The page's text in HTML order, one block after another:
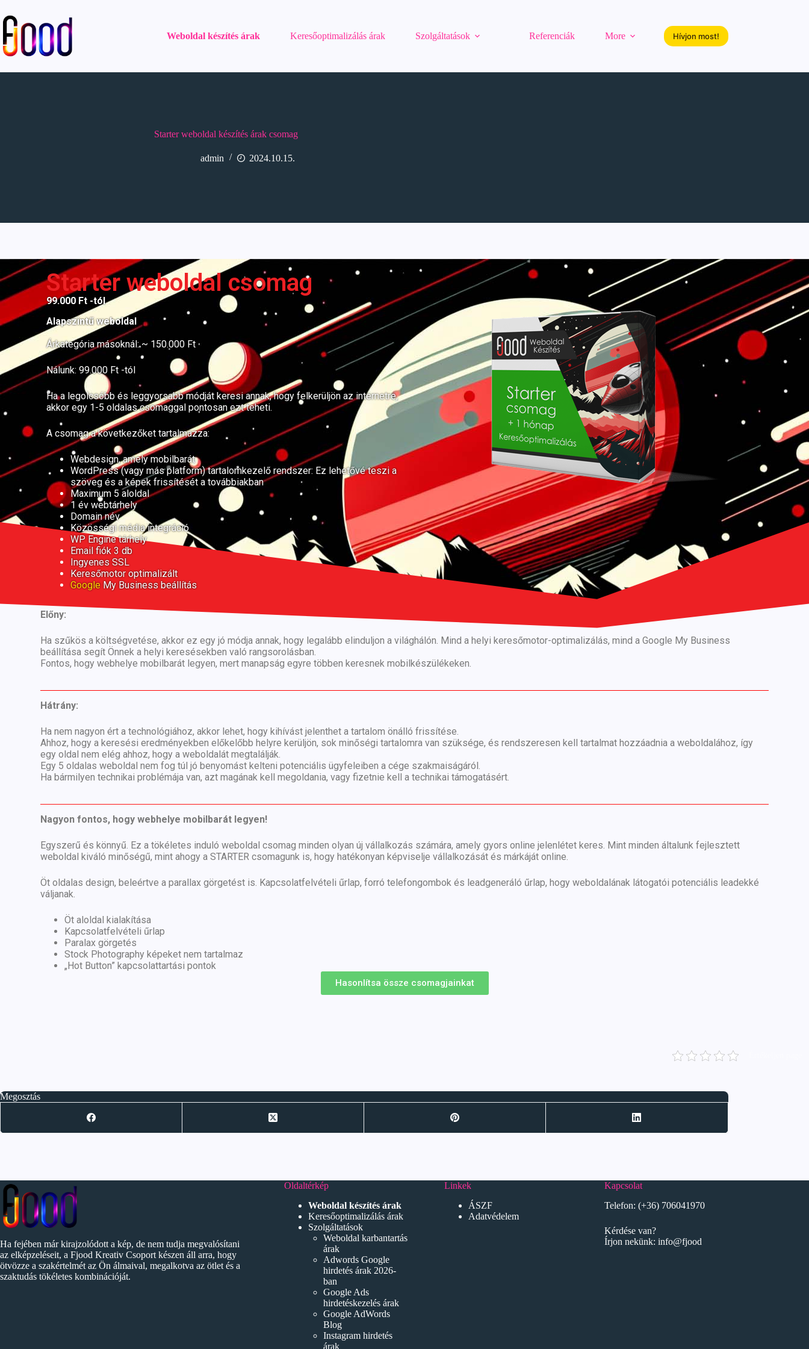
Weboldal készítés árak Keresőoptimalizálás árak Szolgáltatások Referenciák More Hívjon most!
Starter weboldal készítés árak csomag
admin 2024.10.15.
Starter weboldal csomag
99.000 Ft -tól
Alapszintű weboldal
Árkategória másoknál: ~ 150.000 Ft
Nálunk: 99.000 Ft -tól
Ha a legolcsóbb és leggyorsabb módját keresi annak, hogy felkerüljön az internetre,
akkor egy 1-5 oldalas csomaggal pontosan ezt teheti.
A csomag a következőket tartalmazza:
Webdesign, amely mobilbarát
WordPress (vagy más platform) tartalomkezelő rendszer: Ez lehetővé teszi a
szöveg és a képek frissítését a továbbiakban
Maximum 5 aloldal
1 év webtárhely
Domain név
Közösségi média integráció
WP Engine tárhely
Email fiók 3 db
Ingyenes SSL
Keresőmotor optimalizált
GoogleMy Business beállítás
Előny:
Ha szűkös a költségvetése, akkor ez egy jó módja annak, hogy legalább elinduljon a világhálón. Mind a helyi keresőmotor-optimalizálás, mind a Google My Business
beállítása segít Önnek a helyi keresésekben való rangsorolásban.
Fontos, hogy webhelye mobilbarát legyen, mert manapság egyre többen keresnek mobilkészülékeken.
Hátrány:
Ha nem nagyon ért a technológiához, akkor lehet, hogy kihívást jelenthet a tartalom önálló frissítése.
Ahhoz, hogy a keresési eredményekben előkelőbb helyre kerüljön, sok minőségi tartalomra van szüksége, és rendszeresen kell tartalmat hozzáadnia a weboldalához, így
egy oldal nem elég ahhoz, hogy a weboldalát megtalálják.
Egy 5 oldalas weboldal nem fog túl jó benyomást kelteni potenciális ügyfeleiben a cége szakmaiságáról.
Ha bármilyen technikai problémája van, azt magának kell megoldania, vagy fizetnie kell a technikai támogatásért.
Nagyon fontos, hogy webhelye mobilbarát legyen!
Egyszerű és könnyű. Ez a tökéletes induló weboldal csomag minden olyan új vállalkozás számára, amely gyors online jelenlétet keres. Mint minden általunk fejlesztett
weboldal kiváló minőségű, mint ahogy a STARTER csomagunk is, hogy hatékonyan képviselje vállalkozását és márkáját online.
Öt oldalas design, beleértve a parallax görgetést is. Kapcsolatfelvételi űrlap, forró telefongombok és leadgeneráló űrlap, hogy weboldalának látogatói potenciális leadekké
váljanak.
Öt aloldal kialakítása
Kapcsolatfelvételi űrlap
Paralax görgetés
Stock Photography képeket nem tartalmaz
„Hot Button” kapcsolattartási pontok
Hasonlítsa össze csomagjainkat
Megosztás
Ha fejében már kirajzolódott a kép, de nem tudja megvalósítani
az elképzeléseit, a Fjood Kreativ Csoport készen áll arra, hogy
ötvözze a szakértelmét az Ön álmaival, megalkotva az ötlet és a
szaktudás tökéletes kombinációját.
Oldaltérkép
Weboldal készítés árak
Keresőoptimalizálás árak
Szolgáltatások
Weboldal karbantartás
árak
Adwords Google
hirdetés árak 2026-
ban
Google Ads
hirdetéskezelés árak
Google AdWords
Blog
Instagram hirdetés
árak
Linkek
ÁSZF
Adatvédelem
Kapcsolat
Telefon: (+36) 706041970
Kérdése van?
Írjon nekünk: info@fjood